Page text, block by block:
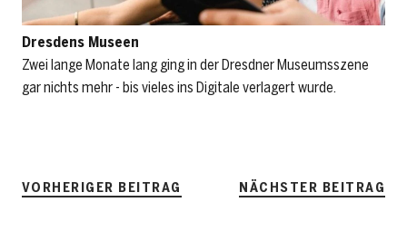
Dresdens Museen
Zwei lange Monate lang ging in der Dresdner Museumsszene
gar nichts mehr - bis vieles ins Digitale verlagert wurde.
VORHERIGER BEITRAG NÄCHSTER BEITRAG